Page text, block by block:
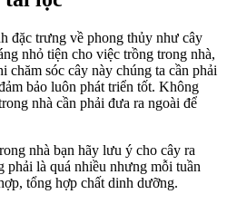
đặc trưng về phong thủy như cây
nhỏ tiện cho việc trồng trong nhà,
sóc cây này chúng ta cần phải
bảo luôn phát triển tốt. Không
nhà cần phải đưa ra ngoài để
nhà bạn hãy lưu ý cho cây ra
phải là quá nhiều nhưng mỗi tuần
tổng hợp chất dinh dưỡng.